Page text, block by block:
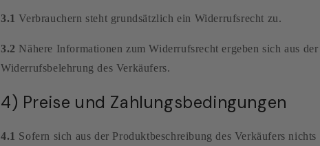
3.1 Verbrauchern steht grundsätzlich ein Widerrufsrecht zu.
3.2 Nähere Informationen zum Widerrufsrecht ergeben sich aus der
Widerrufsbelehrung des Verkäufers.
4) Preise und Zahlungsbedingungen
4.1 Sofern sich aus der Produktbeschreibung des Verkäufers nichts